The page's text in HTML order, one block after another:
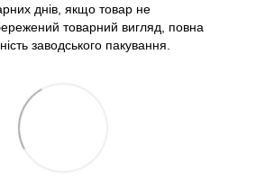
днів, якщо товар не
товарний вигляд, повна
заводського пакування.